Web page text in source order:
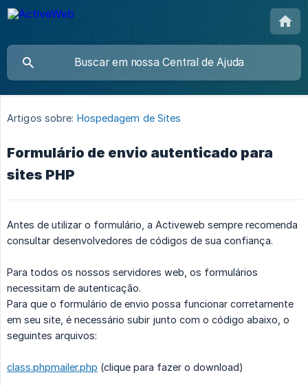
Artigos sobre: Hospedagem de Sites
Formulário de envio autenticado para
sites PHP
Antes de utilizar o formulário, a Activeweb sempre recomenda
consultar desenvolvedores de códigos de sua confiança.
Para todos os nossos servidores web, os formulários
necessitam de autenticação.
Para que o formulário de envio possa funcionar corretamente
em seu site, é necessário subir junto com o código abaixo, o
seguintes arquivos:
class.phpmailer.php (clique para fazer o download)